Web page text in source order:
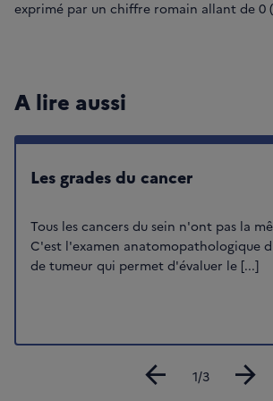
exprimé par un chiffre romain allant de 0
A lire aussi
Les grades du cancer
Tous les cancers du sein n'ont pas la
C'est l'examen anatomopathologique
de tumeur qui permet d'évaluer le [...]
arrow_back arrow_forward
Diapositive
1/3